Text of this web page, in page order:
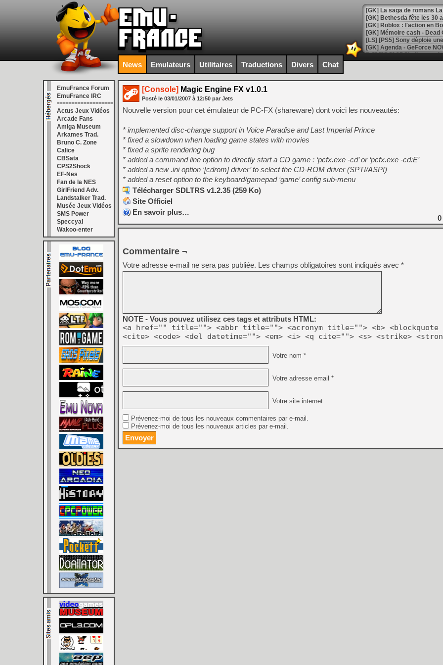
[GK] Bethesda fête les 30
[GK] Roblox : l'action en
[GK] Agenda - GeForce
[GK] Devolver Digital en a
[LS] [PS5] ps5-y2jb-
[GK] Pourquoi Marvel
[GK] Test : Restory : Chill
[GK] GTA 6 : Rockstar
[GK] Hot Wheels Infinite
[GK] Mémoire cash -
[GK] Résultats Nintendo :
[GK] Déjà des
[GK] Minecraft et ses «
[GK] Beast of
[GK] Ubisoft : fin de partie
[GK] Mémoire cash -
[GK] Dan Houser (GTA)
[GK] Comment EA Sports
[GK] Crimson Moon : un
[GK] Isle of Reveries : le
[GK] Moonlighter 2 : The
[GK] Capcom relance
[GK] Le beat'em up The
[GK] Endless Legend 2 :
[LS] [PS5] Le WebKit
[GK] Oubliez Crazy Taxi,
[LS] [Switch] NSZ 5.0.0
News Emulateurs Utilitaires Traductions Divers Chat
EmuFrance Forum
EmuFrance IRC
===================
Actus Jeux Vidéos
Arcade Fans
Amiga Museum
Arkames Trad.
Bruno C. Zone
Calice
CBSata
CPS2Shock
EF-Nes
Fan de la NES
GirlFriend Adv.
Landstalker Trad.
Musée Jeux Vidéos
SMS Power
Speccyal
Wakoo-enter
[Console] Magic Engine FX v1.0.1
Posté le 03/01/2007 à 12:50 par Jets
Nouvelle version pour cet émulateur de PC-FX (shareware) dont voici les nouveautés:
* implemented disc-change support in Voice Paradise and Last Imperial Prince
* fixed a slowdown when loading game states with movies
* fixed a sprite rendering bug
* added a command line option to directly start a CD game : ‘pcfx.exe -cd’ or ‘pcfx.exe -cd:E’
* added a new .ini option ‘[cdrom] driver’ to select the CD-ROM driver (SPTI/ASPI)
* added a reset option to the keyboard/gamepad ‘game’ config sub-menu
Télécharger SDLTRS v1.2.35 (259 Ko)
Site Officiel
En savoir plus…
0
Commentaire ¬
Votre adresse e-mail ne sera pas publiée. Les champs obligatoires sont indiqués avec *
NOTE - Vous pouvez utilisez ces tags et attributs HTML:
<a href="" title=""> <abbr title=""> <acronym title=""> <b> <blockquote
<cite> <code> <del datetime=""> <em> <i> <q cite=""> <s> <strike>
Votre nom *
Votre adresse email *
Votre site internet
Prévenez-moi de tous les nouveaux commentaires par e-mail.
Prévenez-moi de tous les nouveaux articles par e-mail.